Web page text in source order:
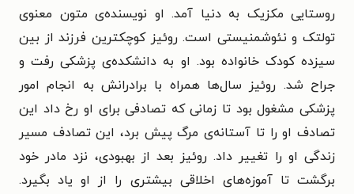
روستایی مکزیک به دنیا آمد. او نویسنده‌ی متون معنوی
تولتک و نئوشمنیستی است. روئیز کوچکترین فرزند از بین
سیزده کودک خانواده بود. او به دانشکده‌‎ی پزشکی رفت و
جراح شد. روئیز سال‌ها همراه با برادرانش به انجام امور
پزشکی مشغول بود تا زمانی که تصادفی برای او رخ داد این
تصادف او را تا آستانه‌ی مرگ پیش برد، این تصادف مسیر
زندگی‌ او را تغییر داد. روئیز بعد از بهبودی، نزد مادر خود
برگشت تا آموزه‌های اخلاقی بیشتری را از او یاد بگیرد.